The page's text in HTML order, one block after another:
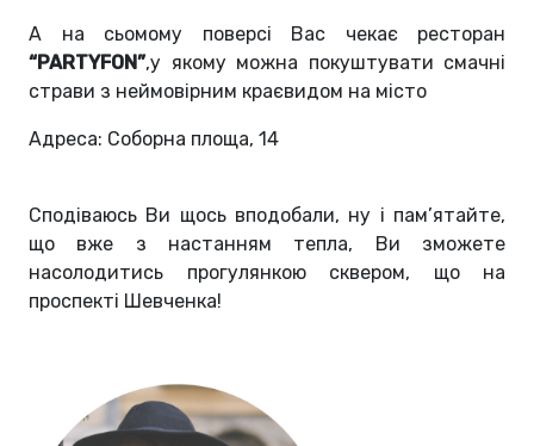
А на сьомому поверсі Вас чекає ресторан
“PARTYFON”,у якому можна покуштувати смачні
страви з неймовірним краєвидом на місто
Адреса: Соборна площа, 14
Сподіваюсь Ви щось вподобали, ну і пам’ятайте,
що вже з настанням тепла, Ви зможете
насолодитись прогулянкою сквером, що на
проспекті Шевченка!